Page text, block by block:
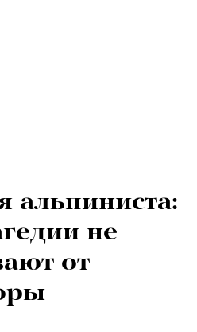
альпиниста:
не
от